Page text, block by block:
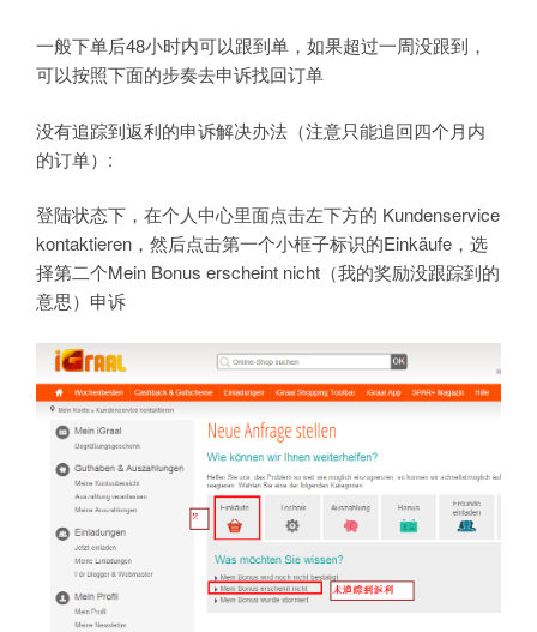
一般下单后48小时内可以跟到单，如果超过一周没跟到，
可以按照下面的步奏去申诉找回订单
没有追踪到返利的申诉解决办法（注意只能追回四个月内
的订单）:
登陆状态下，在个人中心里面点击左下方的 Kundenservice
kontaktieren，然后点击第一个小框子标识的Einkäufe，选
择第二个Mein Bonus erscheint nicht（我的奖励没跟踪到的
意思）申诉